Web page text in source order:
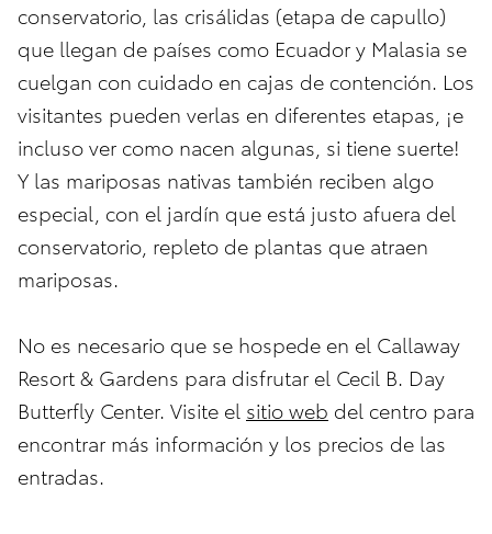
conservatorio, las crisálidas (etapa de capullo)
que llegan de países como Ecuador y Malasia se
cuelgan con cuidado en cajas de contención. Los
visitantes pueden verlas en diferentes etapas, ¡e
incluso ver como nacen algunas, si tiene suerte!
Y las mariposas nativas también reciben algo
especial, con el jardín que está justo afuera del
conservatorio, repleto de plantas que atraen
mariposas.
No es necesario que se hospede en el Callaway
Resort & Gardens para disfrutar el Cecil B. Day
Butterfly Center. Visite el sitio web del centro para
encontrar más información y los precios de las
entradas.